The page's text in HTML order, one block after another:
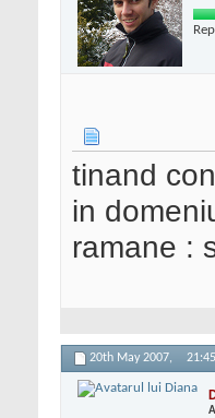
tinand
in
ramane :
20th May 2007, 21:45